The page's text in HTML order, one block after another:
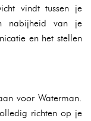
vindt tussen je
nabijheid van je
en het stellen
voor Waterman.
richten op je